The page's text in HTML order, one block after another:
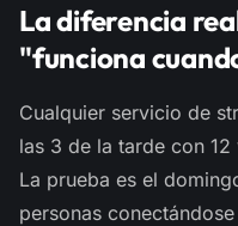
La diferencia
"funciona
Cualquier servicio de
las 3 de la tarde con
La prueba es el
personas